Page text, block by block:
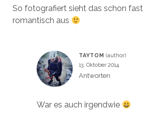
So fotografiert sieht das schon
romantisch aus
TAYTOM
13. Oktober 2014
Antworten
War es auch irgendwie